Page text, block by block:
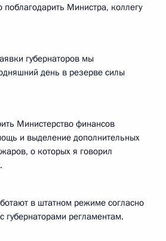
Министра, коллегу
губернаторов мы
день в резерве силы
Министерство финансов
и выделение дополнительных
о которых я говорил
в штатном режиме согласно
губернаторами регламентам.